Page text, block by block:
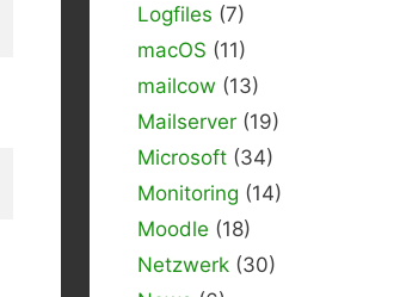
Logfiles (7)
macOS (11)
mailcow (13)
Mailserver (19)
Microsoft (34)
Monitoring (14)
Moodle (18)
Netzwerk (30)